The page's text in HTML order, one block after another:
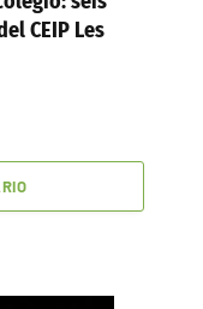
CEIP Les